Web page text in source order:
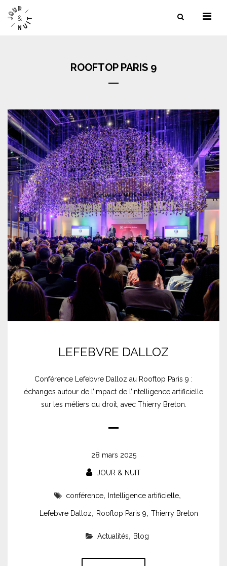
ROOFTOP PARIS 9
LEFEBVRE DALLOZ
Conférence Lefebvre Dalloz au Rooftop Paris 9 :
échanges autour de l’impact de l’intelligence artificielle
sur les métiers du droit, avec Thierry Breton.
28 mars 2025
JOUR & NUIT
conférence, Intelligence artificielle,
Lefebvre Dalloz, Rooftop Paris 9, Thierry Breton
Actualités, Blog